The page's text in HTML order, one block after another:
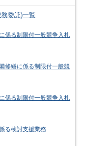
委託)一覧
係る制限付一般競争入札
修繕に係る制限付一般競
係る制限付一般競争入札
る検討支援業務